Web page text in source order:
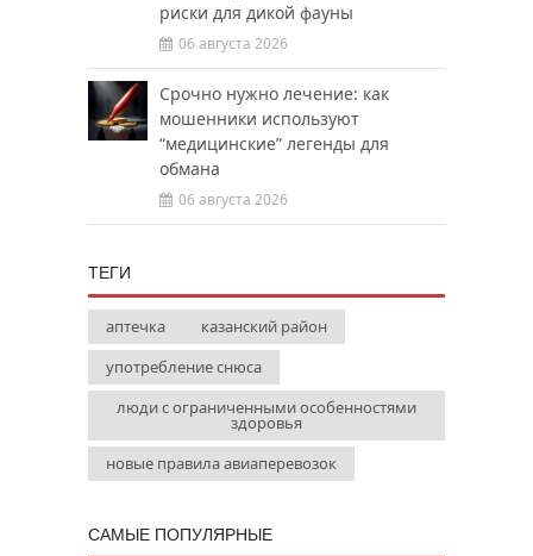
риски для дикой фауны
06 августа 2026
Срочно нужно лечение: как
мошенники используют
“медицинские” легенды для
обмана
06 августа 2026
ТЕГИ
аптечка
казанский район
употребление снюса
люди с ограниченными особенностями
здоровья
новые правила авиаперевозок
САМЫЕ ПОПУЛЯРНЫЕ